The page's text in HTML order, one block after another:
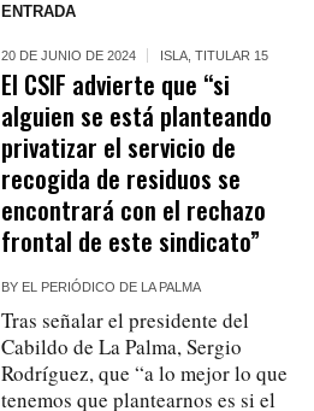
ENTRADA
20 DE JUNIO DE 2024 ISLA ,TITULAR 15
El CSIF advierte que “si
alguien se está planteando
privatizar el servicio de
recogida de residuos se
encontrará con el rechazo
frontal de este sindicato”
BY EL PERIÓDICO DE LA PALMA
Tras señalar el presidente del
Cabildo de La Palma, Sergio
Rodríguez, que “a lo mejor lo que
tenemos que plantearnos es si el